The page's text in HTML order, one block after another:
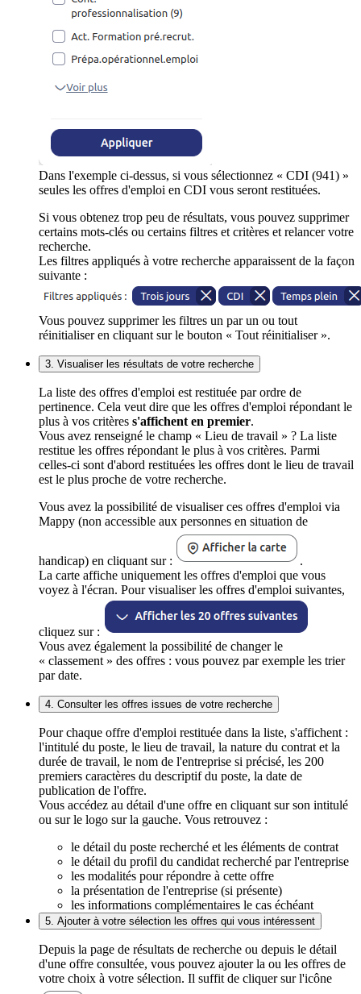
Dans l'exemple ci-dessus, si vous sélectionnez « CDI (941) »
seules les offres d'emploi en CDI vous seront restituées.
Si vous obtenez trop peu de résultats, vous pouvez supprimer
certains mots-clés ou certains filtres et critères et relancer votre
recherche.
Les filtres appliqués à votre recherche apparaissent de la façon
suivante :
Vous pouvez supprimer les filtres un par un ou tout
réinitialiser en cliquant sur le bouton « Tout réinitialiser ».
3. Visualiser les résultats de votre recherche
La liste des offres d'emploi est restituée par ordre de
pertinence. Cela veut dire que les offres d'emploi répondant le
plus à vos critères s'affichent en premier.
Vous avez renseigné le champ « Lieu de travail » ? La liste
restitue les offres répondant le plus à vos critères. Parmi
celles-ci sont d'abord restituées les offres dont le lieu de travail
est le plus proche de votre recherche.
Vous avez la possibilité de visualiser ces offres d'emploi via
Mappy (non accessible aux personnes en situation de
handicap) en cliquant sur :
.
La carte affiche uniquement les offres d'emploi que vous
voyez à l'écran. Pour visualiser les offres d'emploi suivantes,
cliquez sur :
Vous avez également la possibilité de changer le
« classement » des offres : vous pouvez par exemple les trier
par date.
4. Consulter les offres issues de votre recherche
Pour chaque offre d'emploi restituée dans la liste, s'affichent :
l'intitulé du poste, le lieu de travail, la nature du contrat et la
durée de travail, le nom de l'entreprise si précisé, les 200
premiers caractères du descriptif du poste, la date de
publication de l'offre.
Vous accédez au détail d'une offre en cliquant sur son intitulé
ou sur le logo sur la gauche. Vous retrouvez :
le détail du poste recherché et les éléments de contrat
le détail du profil du candidat recherché par l'entreprise
les modalités pour répondre à cette offre
la présentation de l'entreprise (si présente)
les informations complémentaires le cas échéant
5. Ajouter à votre sélection les offres qui vous intéressent
Depuis la page de résultats de recherche ou depuis le détail
d'une offre consultée, vous pouvez ajouter la ou les offres de
votre choix à votre sélection. Il suffit de cliquer sur l'icône